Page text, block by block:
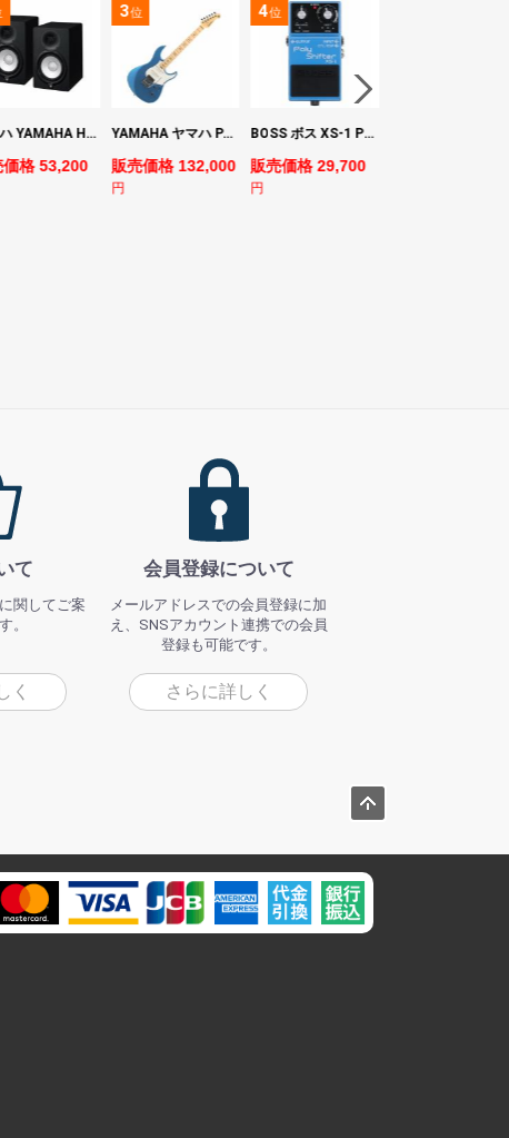
ヤマハ YAMAHA HS7 パワードスタジオモニタースピーカー×2本
価格 53,200
3位
YAMAHA ヤマハ PACS+12M SB Pacifica Standard Plus パシフィカスタンダードプラス エレキギター
販売価格 132,000
円
4位
BOSS ボス XS-1 Poly Shifter ギターエフェクター ピッチシフター
販売価格 29,700
円
て
関してご案
。
く
会員登録について
メールアドレスでの会員登録に加
え、SNSアカウント連携での会員
登録も可能です。
さらに詳しく